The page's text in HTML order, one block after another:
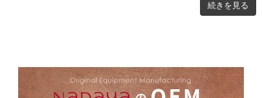
続きを見る